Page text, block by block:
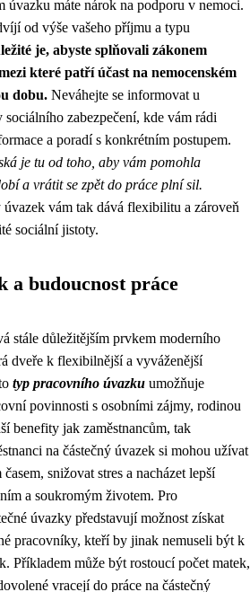
úvazku máte nárok na podporu v nemoci.
od výše vašeho příjmu a typu
je, abyste splňovali zákonem
které patří účast na nemocenském
dobu. Neváhejte se informovat u
sociálního zabezpečení, kde vám rádi
a poradí s konkrétním postupem.
je tu od toho, aby vám pomohla
a vrátit se zpět do práce plní sil.
úvazek vám tak dává flexibilitu a zároveň
sociální jistoty.
a budoucnost práce
stále důležitějším prvkem moderního
dveře k flexibilnější a vyváženější
typ pracovního úvazku umožňuje
povinnosti s osobními zájmy, rodinou
benefity jak zaměstnancům, tak
na částečný úvazek si mohou užívat
snižovat stres a nacházet lepší
a soukromým životem. Pro
úvazky představují možnost získat
pracovníky, kteří by jinak nemuseli být k
Příkladem může být rostoucí počet matek,
vracejí do práce na částečný